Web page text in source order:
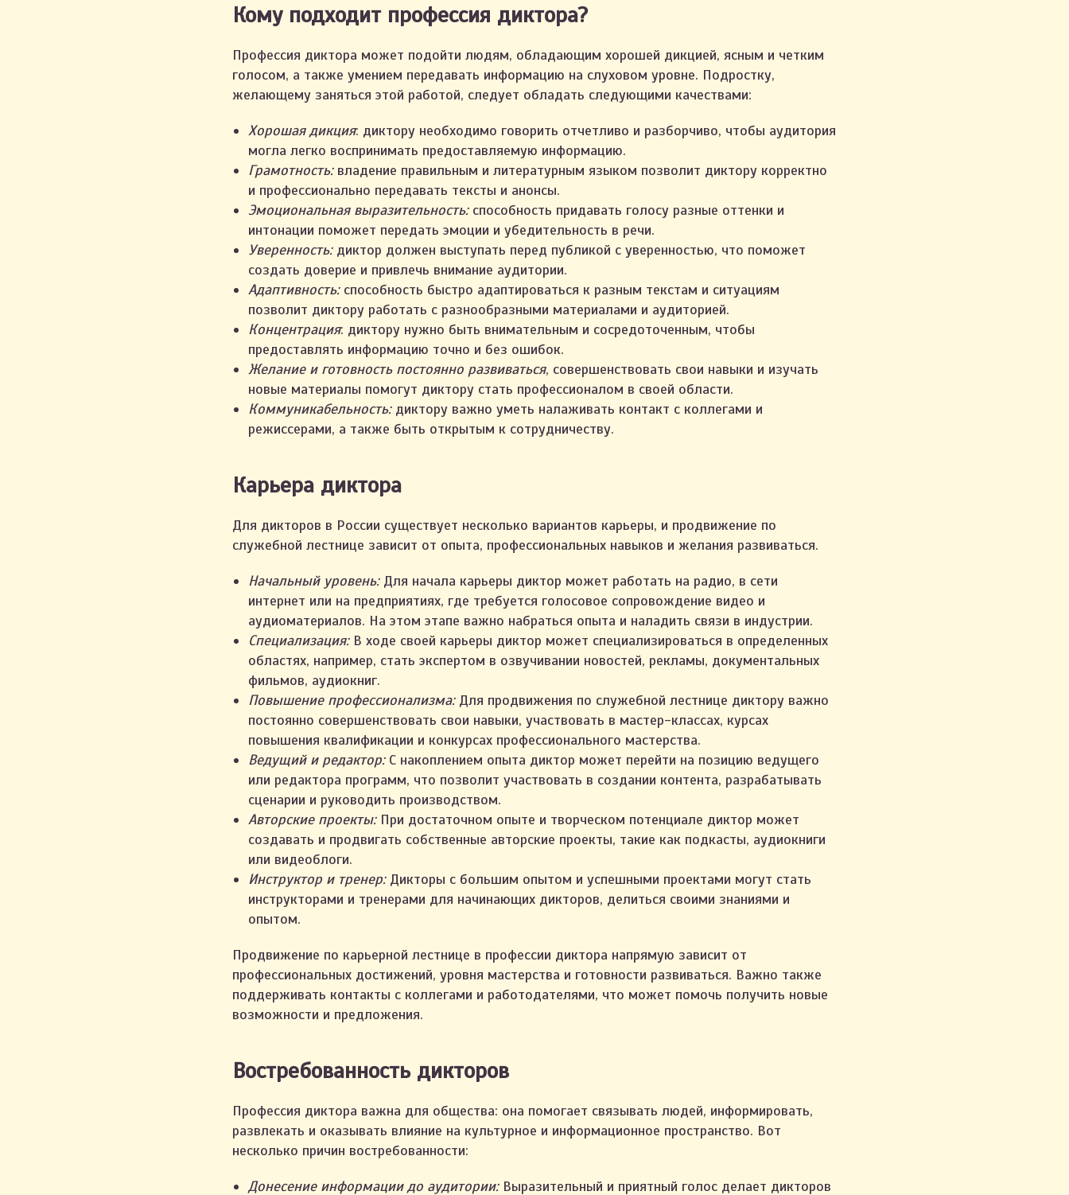
Кому подходит профессия диктора?
Профессия диктора может подойти людям, обладающим хорошей дикцией, ясным и четким
голосом, а также умением передавать информацию на слуховом уровне. Подростку,
желающему заняться этой работой, следует обладать следующими качествами:
Хорошая дикция: диктору необходимо говорить отчетливо и разборчиво, чтобы аудитория
могла легко воспринимать предоставляемую информацию.
Грамотность:владение правильным и литературным языком позволит диктору корректно
и профессионально передавать тексты и анонсы.
Эмоциональная выразительность:способность придавать голосу разные оттенки и
интонации поможет передать эмоции и убедительность в речи.
Уверенность: диктор должен выступать перед публикой с уверенностью, что поможет
создать доверие и привлечь внимание аудитории.
Адаптивность: способность быстро адаптироваться к разным текстам и ситуациям
позволит диктору работать с разнообразными материалами и аудиторией.
Концентрация: диктору нужно быть внимательным и сосредоточенным, чтобы
предоставлять информацию точно и без ошибок.
Желание и готовность постоянно развиваться, совершенствовать свои навыки и изучать
новые материалы помогут диктору стать профессионалом в своей области.
Коммуникабельность:диктору важно уметь налаживать контакт с коллегами и
режиссерами, а также быть открытым к сотрудничеству.
Карьера диктора
Для дикторов в России существует несколько вариантов карьеры, и продвижение по
служебной лестнице зависит от опыта, профессиональных навыков и желания развиваться.
Начальный уровень:Для начала карьеры диктор может работать на радио, в сети
интернет или на предприятиях, где требуется голосовое сопровождение видео и
аудиоматериалов. На этом этапе важно набраться опыта и наладить связи в индустрии.
Специализация: В ходе своей карьеры диктор может специализироваться в определенных
областях, например, стать экспертом в озвучивании новостей, рекламы, документальных
фильмов, аудиокниг.
Повышение профессионализма: Для продвижения по служебной лестнице диктору важно
постоянно совершенствовать свои навыки, участвовать в мастер-классах, курсах
повышения квалификации и конкурсах профессионального мастерства.
Ведущий и редактор: С накоплением опыта диктор может перейти на позицию ведущего
или редактора программ, что позволит участвовать в создании контента, разрабатывать
сценарии и руководить производством.
Авторские проекты: При достаточном опыте и творческом потенциале диктор может
создавать и продвигать собственные авторские проекты, такие как подкасты, аудиокниги
или видеоблоги.
Инструктор и тренер:Дикторы с большим опытом и успешными проектами могут стать
инструкторами и тренерами для начинающих дикторов, делиться своими знаниями и
опытом.
Продвижение по карьерной лестнице в профессии диктора напрямую зависит от
профессиональных достижений, уровня мастерства и готовности развиваться. Важно также
поддерживать контакты с коллегами и работодателями, что может помочь получить новые
возможности и предложения.
Востребованность дикторов
Профессия диктора важна для общества: она помогает связывать людей, информировать,
развлекать и оказывать влияние на культурное и информационное пространство. Вот
несколько причин востребованности:
Донесение информации до аудитории:Выразительный и приятный голос делает дикторов